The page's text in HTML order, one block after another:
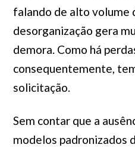
falando de alto volume
desorganização gera
demora. Como há
consequentemente,
solicitação.
Sem contar que a
modelos padronizados